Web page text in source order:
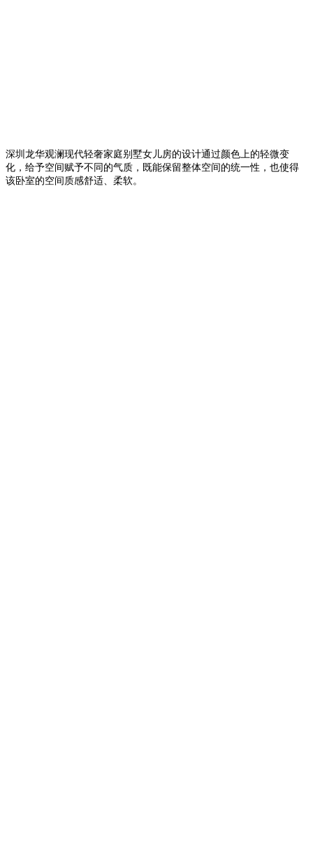
深圳龙华观澜现代轻奢家庭别墅女儿房的设计通过颜色上的轻微变
化，给予空间赋予不同的气质，既能保留整体空间的统一性，也使得
该卧室的空间质感舒适、柔软。